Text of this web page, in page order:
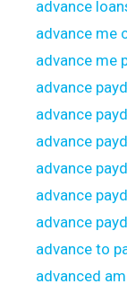
advance
advance me
advance me
advance
advance
advance
advance
advance
advance
advance to
advanced